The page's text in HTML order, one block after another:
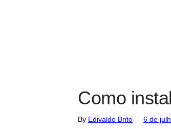
Como
By Edivaldo Brito
Posted
6 de